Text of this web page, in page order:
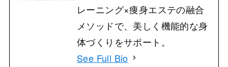
レーニング×痩身エステの融合
メソッドで、美しく機能的な身
体づくりをサポート。
See Full Bio